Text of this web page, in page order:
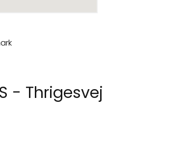
- Thrigesvej